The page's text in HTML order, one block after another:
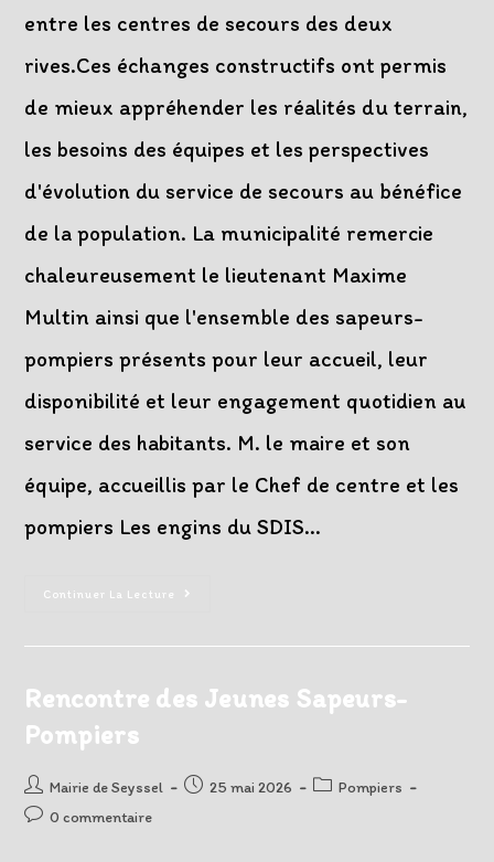
entre les centres de secours des deux
rives.Ces échanges constructifs ont permis
de mieux appréhender les réalités du terrain,
les besoins des équipes et les perspectives
d'évolution du service de secours au bénéfice
de la population. La municipalité remercie
chaleureusement le lieutenant Maxime
Multin ainsi que l'ensemble des sapeurs-
pompiers présents pour leur accueil, leur
disponibilité et leur engagement quotidien au
service des habitants. M. le maire et son
équipe, accueillis par le Chef de centre et les
pompiers Les engins du SDIS…
Continuer La Lecture
Visite
Rencontre des Jeunes Sapeurs-
Pompiers
Auteur/autrice
de
Mairie de Seyssel
Post25 mai 2026
PostPompiers
Post0 commentaire